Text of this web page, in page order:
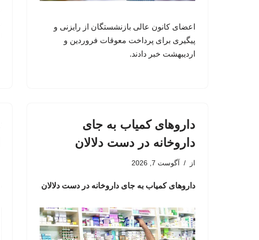
اعضای کانون عالی بازنشستگان از رایزنی و
پیگیری برای پرداخت معوقات فروردین و
اردیبهشت خبر دادند.
داروهای کمیاب به جای
داروخانه در دست دلالان
از آگوست 7, 2026
داروهای کمیاب به جای داروخانه در دست دلالان